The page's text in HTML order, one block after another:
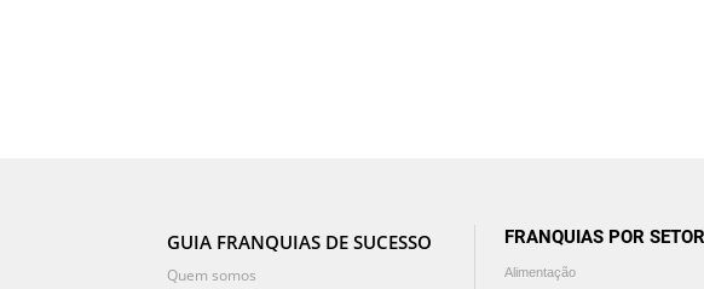
GUIA FRANQUIAS DE SUCESSO
Quem somos
FRANQUIAS POR SETOR
Alimentação